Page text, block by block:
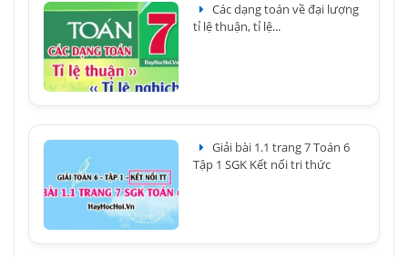
Các dạng toán về đại lượng
tỉ lệ thuận, tỉ lệ...
Giải bài 1.1 trang 7 Toán 6
Tập 1 SGK Kết nối tri thức